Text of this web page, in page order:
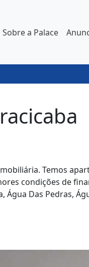
Sobre a Palace
Temos
condições de
Das Pedras,